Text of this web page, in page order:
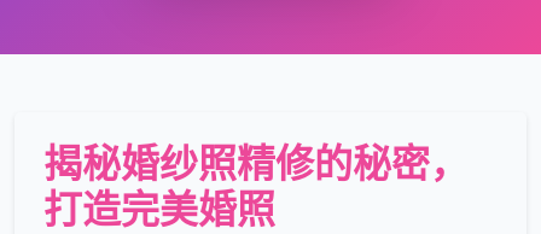
揭秘婚纱照精修的秘密，
打造完美婚照